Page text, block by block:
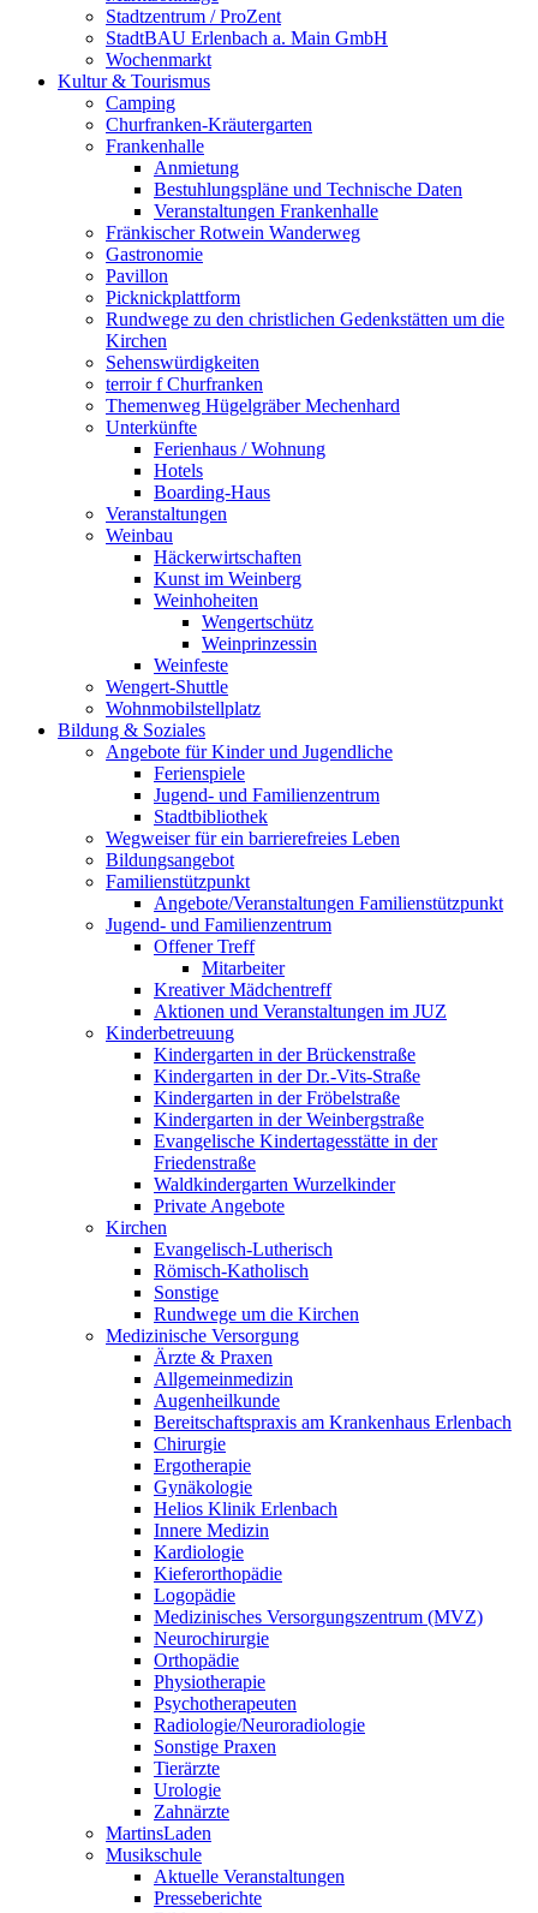
Stadtzentrum / ProZent
StadtBAU Erlenbach a. Main GmbH
Wochenmarkt
Kultur & Tourismus
Camping
Churfranken-Kräutergarten
Frankenhalle
Anmietung
Bestuhlungspläne und Technische Daten
Veranstaltungen Frankenhalle
Fränkischer Rotwein Wanderweg
Gastronomie
Pavillon
Picknickplattform
Rundwege zu den christlichen Gedenkstätten um die
Kirchen
Sehenswürdigkeiten
terroir f Churfranken
Themenweg Hügelgräber Mechenhard
Unterkünfte
Ferienhaus / Wohnung
Hotels
Boarding-Haus
Veranstaltungen
Weinbau
Häckerwirtschaften
Kunst im Weinberg
Weinhoheiten
Wengertschütz
Weinprinzessin
Weinfeste
Wengert-Shuttle
Wohnmobilstellplatz
Bildung & Soziales
Angebote für Kinder und Jugendliche
Ferienspiele
Jugend- und Familienzentrum
Stadtbibliothek
Wegweiser für ein barrierefreies Leben
Bildungsangebot
Familienstützpunkt
Angebote/Veranstaltungen Familienstützpunkt
Jugend- und Familienzentrum
Offener Treff
Mitarbeiter
Kreativer Mädchentreff
Aktionen und Veranstaltungen im JUZ
Kinderbetreuung
Kindergarten in der Brückenstraße
Kindergarten in der Dr.-Vits-Straße
Kindergarten in der Fröbelstraße
Kindergarten in der Weinbergstraße
Evangelische Kindertagesstätte in der
Friedenstraße
Waldkindergarten Wurzelkinder
Private Angebote
Kirchen
Evangelisch-Lutherisch
Römisch-Katholisch
Sonstige
Rundwege um die Kirchen
Medizinische Versorgung
Ärzte & Praxen
Allgemeinmedizin
Augenheilkunde
Bereitschaftspraxis am Krankenhaus Erlenbach
Chirurgie
Ergotherapie
Gynäkologie
Helios Klinik Erlenbach
Innere Medizin
Kardiologie
Kieferorthopädie
Logopädie
Medizinisches Versorgungszentrum (MVZ)
Neurochirurgie
Orthopädie
Physiotherapie
Psychotherapeuten
Radiologie/Neuroradiologie
Sonstige Praxen
Tierärzte
Urologie
Zahnärzte
MartinsLaden
Musikschule
Aktuelle Veranstaltungen
Presseberichte